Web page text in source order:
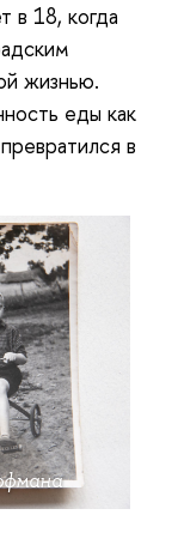
в 18, когда
жизнью.
еды как
в